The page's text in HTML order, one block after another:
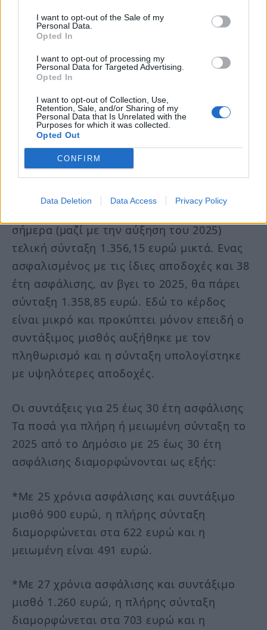
I want to opt-out of the Sale of my
Personal Data.
Opted In
I want to opt-out of processing my
Personal Data for Targeted Advertising.
Opted In
I want to opt-out of Collection, Use,
Retention, Sale, and/or Sharing of my
Personal Data that Is Unrelated with the
Purposes for which it was collected.
Opted Out
CONFIRM
Data Deletion Data Access Privacy Policy
35 έτη, η σύνταξή του σήμερα, μετά και την
αύξηση 2,4%, θα ήταν 1.073 ευρώ. Το
κέρδος του για το 2025 είναι 45 ευρώ τον
μήνα ή 540 ευρώ τον χρόνο.
προκύπτει και για όσους αποχωρήσουν με
τα ίδια έτη ασφάλισης σε σύγκριση με το
2024.
Για παράδειγμα, ένας ασφαλισμένος που
βγήκε το 2024 με συντάξιμο μισθό 2.000
σήμερα (μαζί με την αύξηση του 2025)
τελική σύνταξη 1.356,15 ευρώ μικτά. Ενας
ασφαλισμένος με τις ίδιες αποδοχές και 38
έτη ασφάλισης, αν βγει το 2025, θα πάρει
σύνταξη 1.358,85 ευρώ. Εδώ το κέρδος
είναι μικρό και προκύπτει μόνον επειδή ο
συντάξιμος μισθός αυξήθηκε με τον
πληθωρισμό και η σύνταξη υπολογίστηκε
με υψηλότερες αποδοχές.
Οι συντάξεις για 25 έως 30 έτη ασφάλισης
Τα ποσά για πλήρη ή μειωμένη σύνταξη το
2025 από το Δημόσιο με 25 έως 30 έτη
ασφάλισης διαμορφώνονται ως εξής:
*Με 25 χρόνια ασφάλισης και συντάξιμο
μισθό 900 ευρώ, η πλήρης σύνταξη
διαμορφώνεται στα 622 ευρώ και η
μειωμένη είναι 491 ευρώ.
*Με 27 χρόνια ασφάλισης και συντάξιμο
μισθό 1.260 ευρώ, η πλήρης σύνταξη
διαμορφώνεται στα 703 ευρώ και η